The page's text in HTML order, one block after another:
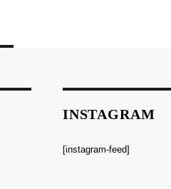
INSTAGRAM
[instagram-feed]